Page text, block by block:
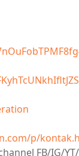
p/
FB/IG/